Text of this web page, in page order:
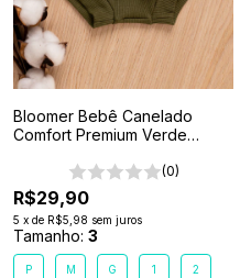
Bloomer Bebê Canelado
Comfort Premium Verde
(0)
R$29,90
5 x de R$5,98 sem juros
Tamanho: 3
P M G 1 2